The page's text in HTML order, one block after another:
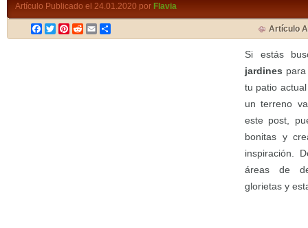
Artículo Publicado el 24.01.2020 por Flavia
Facebook
TwitterPinterest
RedditEmail Artículo
Si estás
jardines
tu patio
un terreno
este post,
bonitas y
inspiración.
áreas de
glorietas y